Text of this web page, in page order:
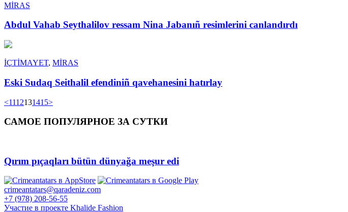
MİRAS
Abdul Vahab Seythalilov ressam Nina Jabanıñ resimlerini canlandırdı
İÇTİMAYET, MİRAS
Eski Sudaq Seithalil efendiniñ qavehanesini hatırlay
<1112131415>
САМОЕ ПОПУЛЯРНОЕ ЗА СУТКИ
Qırım pıçaqları bütün dünyağa meşur edi
crimeantatars@qaradeniz.com
+7 (978) 208-56-55
Участие в проекте Khalide Fashion